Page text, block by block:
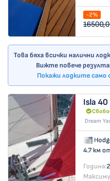
-2%
Това бяха всички налични
Вижте повече
Покажи лодките
Isla 40
Dream
4.7 км
Година: